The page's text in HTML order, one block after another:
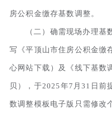
房公积金缴存基数调整。
（二）确需现场办理
写《平顶山市住房公积金缴
心网站下载）及《线下基数
贝），于2025年7月31日前
数调整模板电子版只需修改